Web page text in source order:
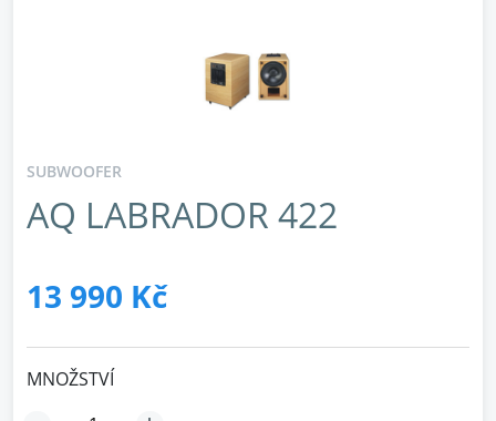
SUBWOOFER
AQ LABRADOR 422
13 990 Kč
MNOŽSTVÍ